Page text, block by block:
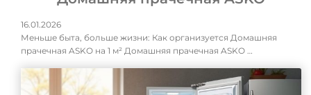
16.01.2026
Меньше быта, больше жизни: Как организуется Домашняя
прачечная ASKO на 1 м² Домашняя прачечная ASKO …